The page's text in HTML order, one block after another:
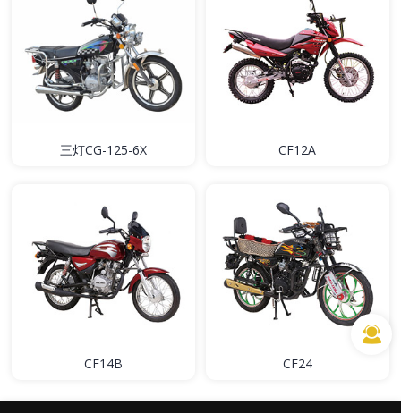
三灯CG-125-6X CF12A
CF14B CF24